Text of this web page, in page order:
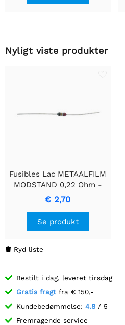
Nyligt viste produkter
Fusibles Lac METAALFILM
MODSTAND 0,22 Ohm -
Høj Stabilitet Metal Film
Modstand
€ 2,70
Se produkt
 Ryd liste
Bestilt i dag, leveret tirsdag
Gratis fragt fra € 150,-
Kundebedømmelse: 4.8 / 5
Fremragende service